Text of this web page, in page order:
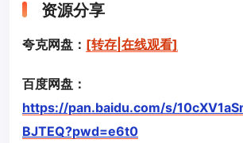
资源分享
夸克网盘： [转存|在线观看]
百度网盘：
https://pan.baidu.com/s/
BJTEQ?pwd=e6t0